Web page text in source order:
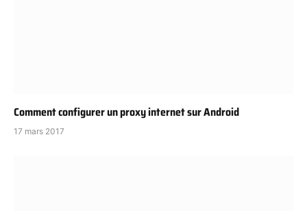
Comment configurer un proxy internet sur Android
17 mars 2017